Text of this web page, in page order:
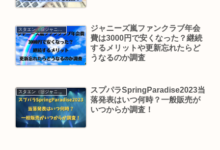
スタエン（旧ジャニーズ）
ジャニーズ嵐ファンクラブ年会
費は3000円で安くなった？継続
するメリットや更新忘れたらど
うなるのか調査
スタエン（旧ジャニーズ）
スプパラSpringParadise2023当
落発表はいつ何時？一般販売が
いつからか調査！